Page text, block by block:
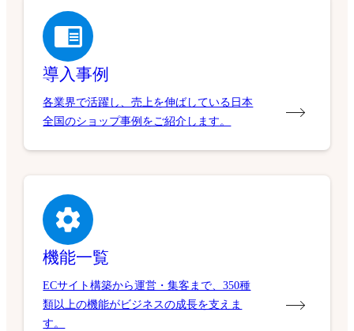
導入事例
各業界で活躍し、売上を伸ばしている日本
全国のショップ事例をご紹介します。
機能一覧
ECサイト構築から運営・集客まで、350種
類以上の機能がビジネスの成長を支えま
す。